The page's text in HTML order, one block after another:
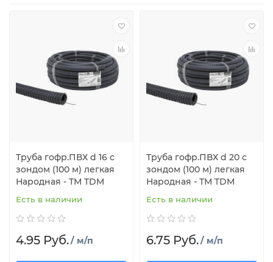
Труба гофр.ПВХ d 16 с
зондом (100 м) легкая
Народная - ТМ TDM
Есть в наличии
4.95 Руб./ м/п
Труба гофр.ПВХ d 20 с
зондом (100 м) легкая
Народная - ТМ TDM
Есть в наличии
6.75 Руб./ м/п